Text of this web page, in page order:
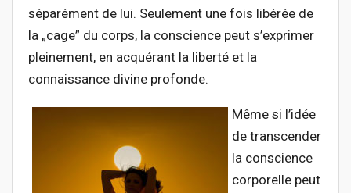
séparément de lui. Seulement une fois libérée de
la „cage” du corps, la conscience peut s’exprimer
pleinement, en acquérant la liberté et la
connaissance divine profonde.
Même si l’idée
de transcender
la conscience
corporelle peut